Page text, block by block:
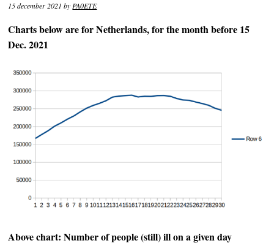
15 december 2021 byPA0ETE
Charts below are for Netherlands, for the month before 15
Dec. 2021
Above chart: Number of people (still) ill on a given day